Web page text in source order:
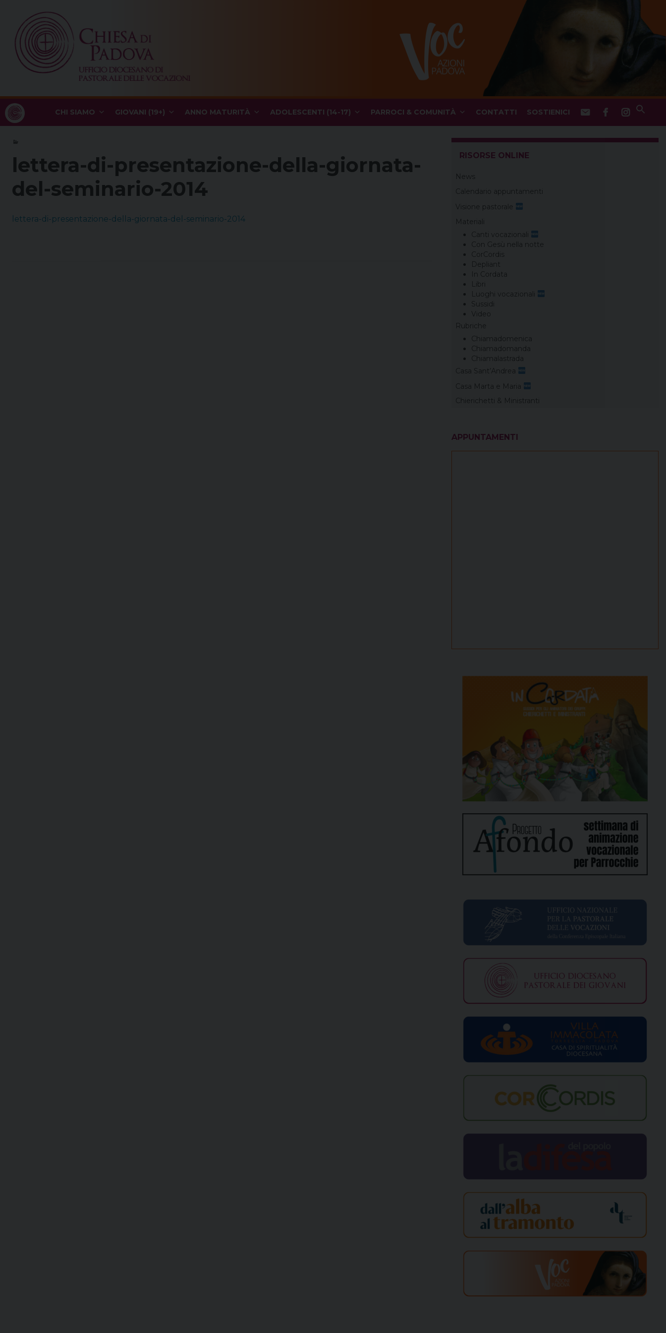
content
CHI SIAMO GIOVANI (19+) ANNO MATURITÀ ADOLESCENTI (14-17) PARROCI & COMUNITÀ CONTATTI SOSTIENICI
lettera-di-presentazione-della-giornata-
del-seminario-2014
lettera-di-presentazione-della-giornata-del-seminario-2014
RISORSE ONLINE
News
Calendario appuntamenti
Visione pastorale
Materiali
Canti vocazionali
Con Gesù nella notte
CorCordis
Depliant
In Cordata
Libri
Luoghi vocazionali
Sussidi
Video
Rubriche
Chiamadomenica
Chiamadomanda
Chiamalastrada
Casa Sant’Andrea
Casa Marta e Maria
Chierichetti & Ministranti
APPUNTAMENTI